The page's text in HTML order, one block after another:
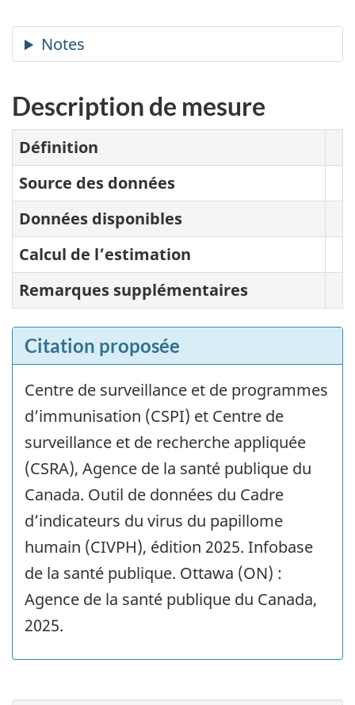
Description de mesure
Définition
Source des données
Données disponibles
Calcul de l’estimation
Remarques supplémentaires
Citation proposée
Centre de surveillance et de programmes
d’immunisation (CSPI) et Centre de
surveillance et de recherche appliquée
(CSRA), Agence de la santé publique du
Canada. Outil de données du Cadre
d’indicateurs du virus du papillome
humain (CIVPH), édition 2025. Infobase
de la santé publique. Ottawa (ON) :
Agence de la santé publique du Canada,
2025.